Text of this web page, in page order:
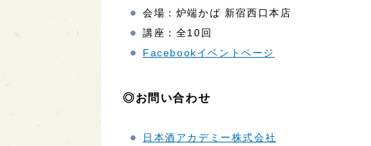
会場：炉端かば 新宿西口本店
講座：全10回
Facebookイベントページ
◎お問い合わせ
日本酒アカデミー株式会社